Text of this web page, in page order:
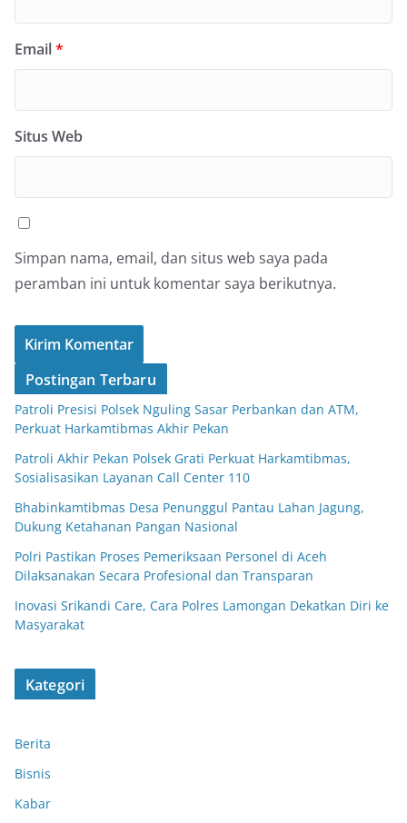
Email*
Situs Web
Simpan nama, email, dan situs web saya pada
peramban ini untuk komentar saya berikutnya.
Postingan Terbaru
Patroli Presisi Polsek Nguling Sasar Perbankan dan ATM,
Perkuat Harkamtibmas Akhir Pekan
Patroli Akhir Pekan Polsek Grati Perkuat Harkamtibmas,
Sosialisasikan Layanan Call Center 110
Bhabinkamtibmas Desa Penunggul Pantau Lahan Jagung,
Dukung Ketahanan Pangan Nasional
Polri Pastikan Proses Pemeriksaan Personel di Aceh
Dilaksanakan Secara Profesional dan Transparan
Inovasi Srikandi Care, Cara Polres Lamongan Dekatkan Diri ke
Masyarakat
Kategori
Berita
Bisnis
Kabar